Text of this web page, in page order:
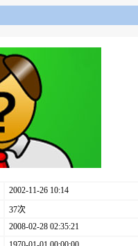
2002-11-26 10:14
37次
2008-02-28 02:35:21